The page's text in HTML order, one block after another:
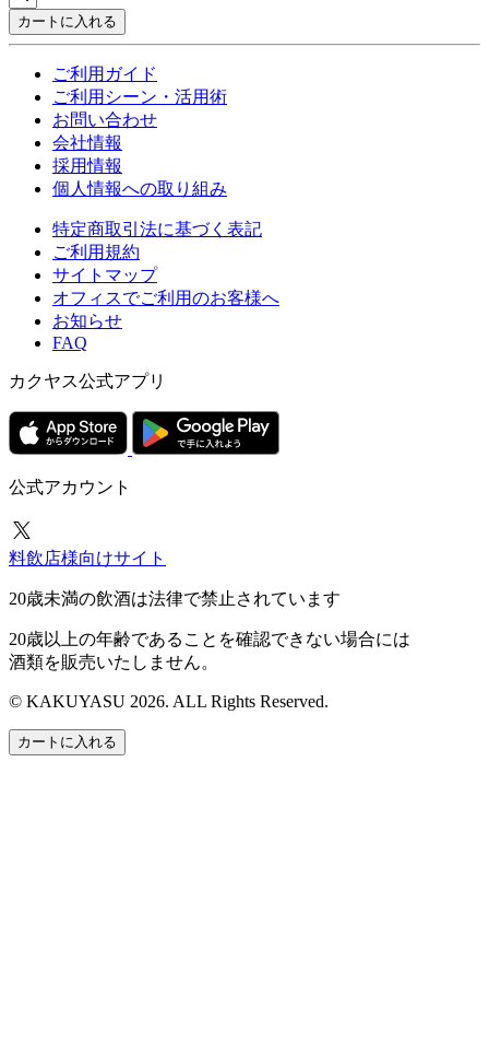
カートに入れる
ご利用ガイド
ご利用シーン・活用術
お問い合わせ
会社情報
採用情報
個人情報への取り組み
特定商取引法に基づく表記
ご利用規約
サイトマップ
オフィスでご利用のお客様へ
お知らせ
FAQ
カクヤス公式アプリ
公式アカウント
料飲店様向けサイト
20歳未満の飲酒は法律で禁止されています
20歳以上の年齢であることを確認できない場合には
酒類を販売いたしません。
© KAKUYASU 2026. ALL Rights Reserved.
カートに入れる